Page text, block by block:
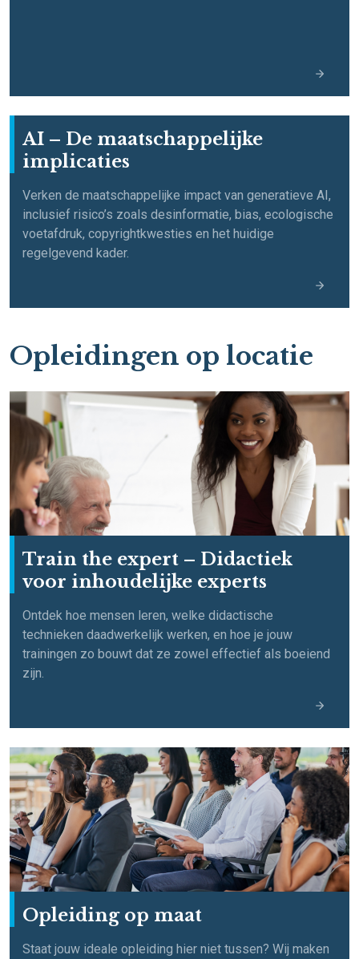
AI – De maatschappelijke
implicaties
Verken de maatschappelijke impact van generatieve AI,
inclusief risico’s zoals desinformatie, bias, ecologische
voetafdruk, copyrightkwesties en het huidige
regelgevend kader.
Opleidingen op locatie
Train the expert – Didactiek
voor inhoudelijke experts
Ontdek hoe mensen leren, welke didactische
technieken daadwerkelijk werken, en hoe je jouw
trainingen zo bouwt dat ze zowel effectief als boeiend
zijn.
Opleiding op maat
Staat jouw ideale opleiding hier niet tussen? Wij maken